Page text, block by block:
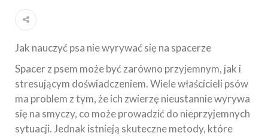
Jak nauczyć psa nie wyrywać się na spacerze
Spacer z psem może być zarówno przyjemnym, jak i
stresującym doświadczeniem. Wiele właścicieli psów
ma problem z tym, że ich zwierzę nieustannie wyrywa
się na smyczy, co może prowadzić do nieprzyjemnych
sytuacji. Jednak istnieją skuteczne metody, które